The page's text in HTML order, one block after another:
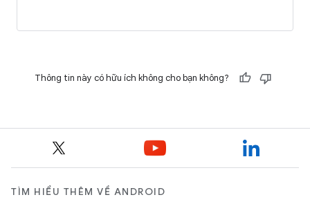
Thông tin này có hữu ích không cho bạn không?
TÌM HIỂU THÊM VỀ ANDROID